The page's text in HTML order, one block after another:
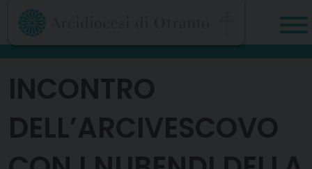
Skip
content
INCONTRO
DELL’ARCIVESCOVO